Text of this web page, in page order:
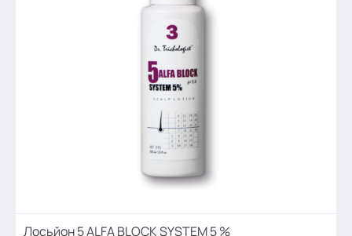
Лосьйон 5 ALFA BLOCK SYSTEM 5 %